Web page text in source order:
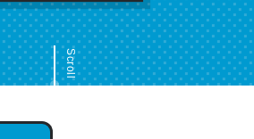
Scroll